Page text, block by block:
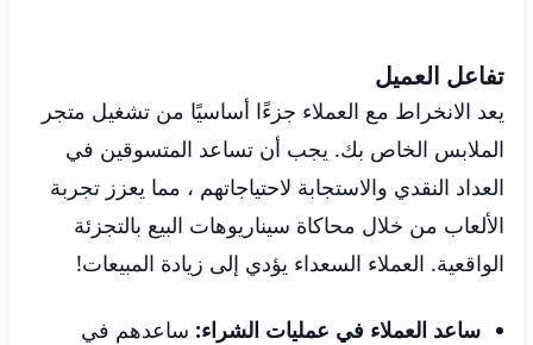
تفاعل العميل
يعد الانخراط مع العملاء جزءًا أساسيًا من تشغيل متجر
الملابس الخاص بك. يجب أن تساعد المتسوقين في
العداد النقدي والاستجابة لاحتياجاتهم ، مما يعزز تجربة
الألعاب من خلال محاكاة سيناريوهات البيع بالتجزئة
الواقعية. العملاء السعداء يؤدي إلى زيادة المبيعات!
ساعد العملاء في عمليات الشراء: ساعدهم في